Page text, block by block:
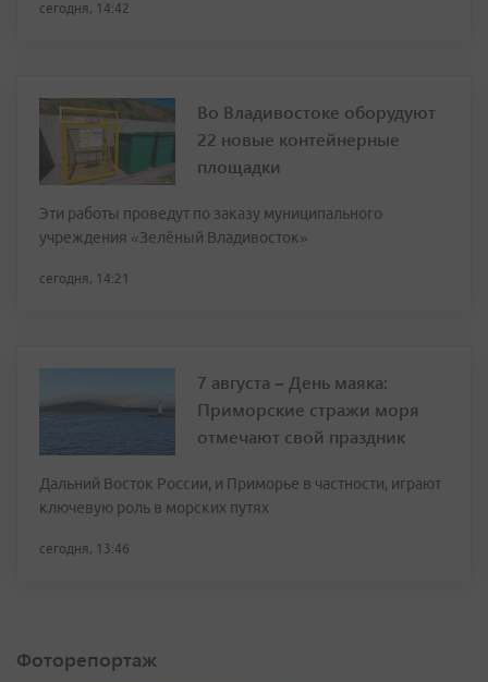
сегодня, 14:42
Во Владивостоке оборудуют
22 новые контейнерные
площадки
Эти работы проведут по заказу муниципального
учреждения «Зелёный Владивосток»
сегодня, 14:21
7 августа – День маяка:
Приморские стражи моря
отмечают свой праздник
Дальний Восток России, и Приморье в частности, играют
ключевую роль в морских путях
сегодня, 13:46
Фоторепортаж